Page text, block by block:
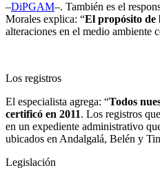
–DiPGAM–. También es el
Morales explica: “El propósito de
alteraciones en el medio ambiente
Los registros
El especialista agrega: “Todos
certificó en 2011. Los registros
en un expediente administrativo
ubicados en Andalgalá, Belén y
Legislación